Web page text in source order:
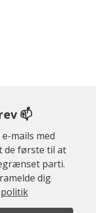
📫
mails med
de første til at
parti.
dig